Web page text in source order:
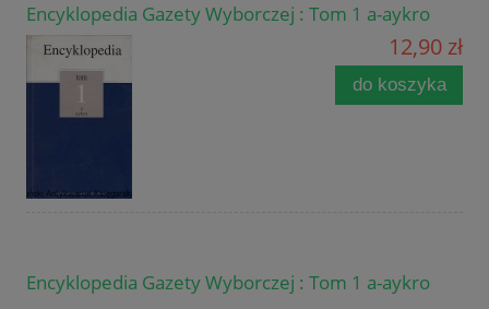
Encyklopedia Gazety Wyborczej : Tom 1 a-aykro
12,90 zł
do koszyka
Encyklopedia Gazety Wyborczej : Tom 1 a-aykro